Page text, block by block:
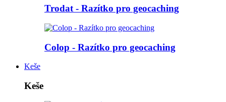
Trodat - Razítko pro geocaching
Colop - Razítko pro geocaching
Keše
Keše